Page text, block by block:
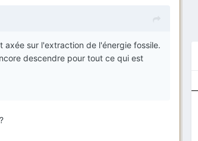
axée sur l'extraction de l'énergie fossile.
descendre pour tout ce qui est